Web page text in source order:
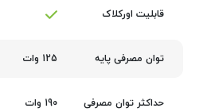
قابلیت اورکلاک
توان مصرفی پایه 125 وات
حداکثر توان مصرفی 190 وات